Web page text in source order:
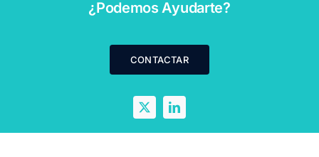
¿Podemos Ayudarte?
CONTACTAR